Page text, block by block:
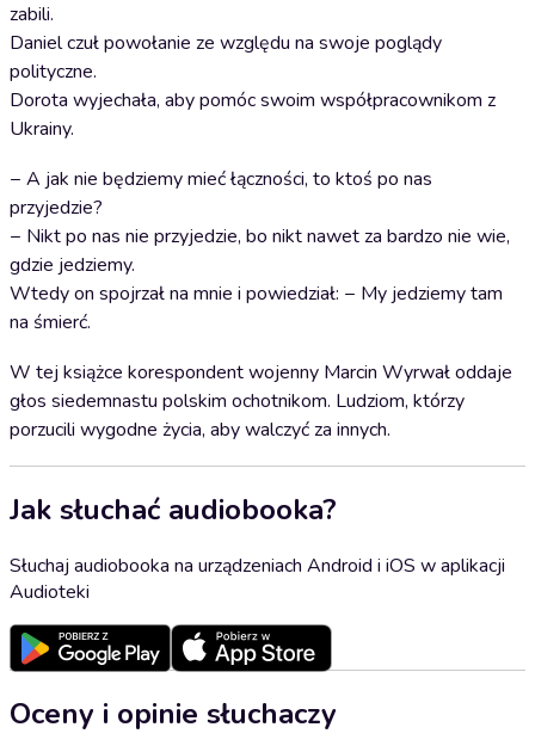
zabili.
Daniel czuł powołanie ze względu na swoje poglądy
polityczne.
Dorota wyjechała, aby pomóc swoim współpracownikom z
Ukrainy.
− A jak nie będziemy mieć łączności, to ktoś po nas
przyjedzie?
− Nikt po nas nie przyjedzie, bo nikt nawet za bardzo nie wie,
gdzie jedziemy.
Wtedy on spojrzał na mnie i powiedział: − My jedziemy tam
na śmierć.
W tej książce korespondent wojenny Marcin Wyrwał oddaje
głos siedemnastu polskim ochotnikom. Ludziom, którzy
porzucili wygodne życia, aby walczyć za innych.
Jak słuchać audiobooka?
Słuchaj audiobooka na urządzeniach Android i iOS w aplikacji
Audioteki
Oceny i opinie słuchaczy